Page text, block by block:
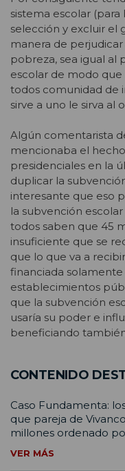
sistema escolar
selección y excluir el
manera de
pobreza, sea igual al
escolar de modo
todos comunidad de
sirve a uno le sirva al
Algún comentarista
mencionaba el
presidenciales en la
duplicar la
interesante que eso
la subvención
todos saben que 45
insuficiente que se
que lo que va a
financiada
establecimientos
que la subvención
usaría su poder e
beneficiando
CONTENIDO
Caso Fundamenta:
que pareja de
millones ordenado
VER MÁS